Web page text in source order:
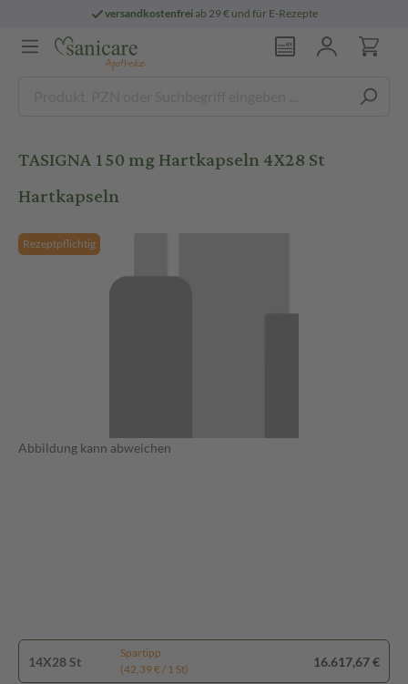
versandkostenfreiab 29 € und für E-Rezepte
TASIGNA 150 mg Hartkapseln 4X28 St
Hartkapseln
Rezeptpflichtig
Abbildung kann abweichen
14X28 St
Spartipp
(42,39 € / 1 St)
16.617,67 €